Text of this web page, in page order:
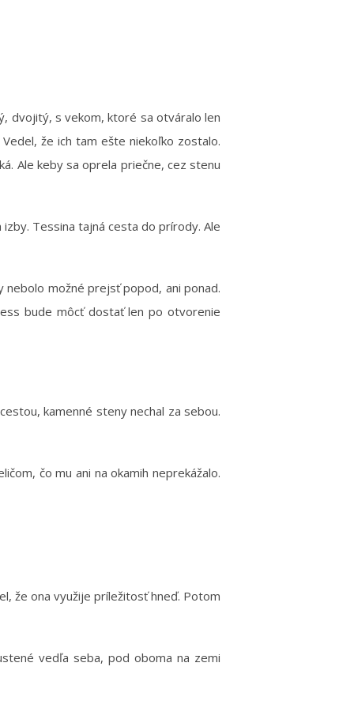
dvojitý, s vekom, ktoré sa otváralo len
že ich tam ešte niekoľko zostalo.
Ale keby sa oprela priečne, cez stenu
Tessina tajná cesta do prírody. Ale
nebolo možné prejsť popod, ani ponad.
bude môcť dostať len po otvorenie
kamenné steny nechal za sebou.
čo mu ani na okamih neprekážalo.
že ona využije príležitosť hneď. Potom
vedľa seba, pod oboma na zemi